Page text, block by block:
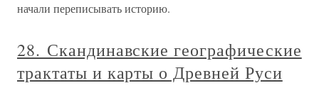
начали переписывать историю.
28. Скандинавские географические
трактаты и карты о Древней Руси